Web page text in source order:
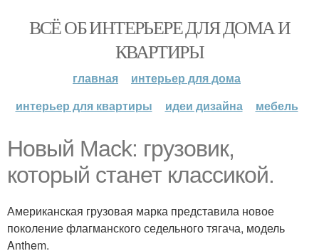
ВСЁ ОБ ИНТЕРЬЕРЕ ДЛЯ ДОМА И
КВАРТИРЫ
главная
интерьер для дома
интерьер для квартиры
идеи дизайна мебель
Новый Mack: грузовик,
который станет классикой.
Американская грузовая марка представила новое
поколение флагманского седельного тягача, модель
Anthem.